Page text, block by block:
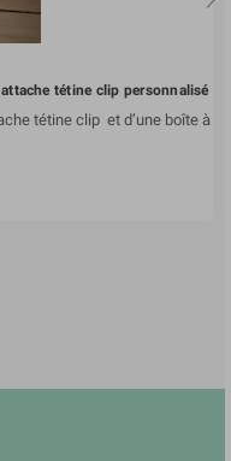
tétine clip personnalisé
tétine clip et d’une boîte à